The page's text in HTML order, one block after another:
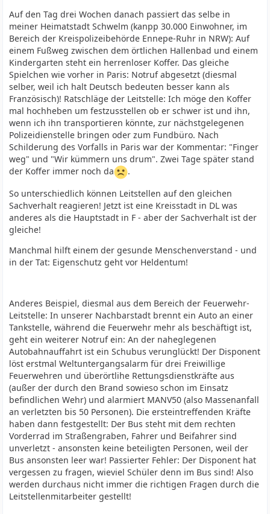
Auf den Tag drei Wochen danach passiert das selbe in
meiner Heimatstadt Schwelm (kanpp 30.000 Einwohner, im
Bereich der Kreispolizeibehörde Ennepe-Ruhr in NRW): Auf
einem Fußweg zwischen dem örtlichen Hallenbad und einem
Kindergarten steht ein herrenloser Koffer. Das gleiche
Spielchen wie vorher in Paris: Notruf abgesetzt (diesmal
selber, weil ich halt Deutsch bedeuten besser kann als
Französisch)! Ratschläge der Leitstelle: Ich möge den Koffer
mal hochheben um festzusstellen ob er schwer ist und ihn,
wenn ich ihn transportieren könnte, zur nächstgelegenen
Polizeidienstelle bringen oder zum Fundbüro. Nach
Schilderung des Vorfalls in Paris war der Kommentar: "Finger
weg" und "Wir kümmern uns drum". Zwei Tage später stand
der Koffer immer noch da
.
So unterschiedlich können Leitstellen auf den gleichen
Sachverhalt reagieren! Jetzt ist eine Kreisstadt in DL was
anderes als die Hauptstadt in F - aber der Sachverhalt ist der
gleiche!
Manchmal hilft einem der gesunde Menschenverstand - und
in der Tat: Eigenschutz geht vor Heldentum!
Anderes Beispiel, diesmal aus dem Bereich der Feuerwehr-
Leitstelle: In unserer Nachbarstadt brennt ein Auto an einer
Tankstelle, während die Feuerwehr mehr als beschäftigt ist,
geht ein weiterer Notruf ein: An der naheglegenen
Autobahnauffahrt ist ein Schubus verunglückt! Der Disponent
löst erstmal Weltuntergangsalarm für drei Freiwillige
Feuerwehren und überörtlihe Rettungsdienstkräfte aus
(außer der durch den Brand sowieso schon im Einsatz
befindlichen Wehr) und alarmiert MANV50 (also Massenanfall
an verletzten bis 50 Personen). Die ersteintreffenden Kräfte
haben dann festgestellt: Der Bus steht mit dem rechten
Vorderrad im Straßengraben, Fahrer und Beifahrer sind
unverletzt - ansonsten keine beteiligten Personen, weil der
Bus ansonsten leer war! Passierter Fehler: Der Disponent hat
vergessen zu fragen, wieviel Schüler denn im Bus sind! Also
werden durchaus nicht immer die richtigen Fragen durch die
Leitstellenmitarbeiter gestellt!